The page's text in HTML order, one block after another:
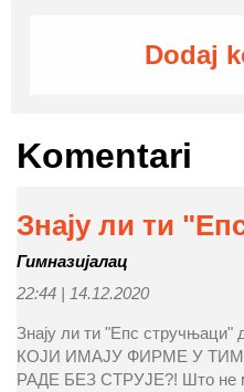
Dodaj
Komentari
Знају ли ти
Гимназијалац
22:44 | 14.12.2020
Знају ли ти "Епс
КОЈИ ИМАЈУ ФИРМЕ У
РАДЕ БЕЗ СТРУЈЕ?! Што не